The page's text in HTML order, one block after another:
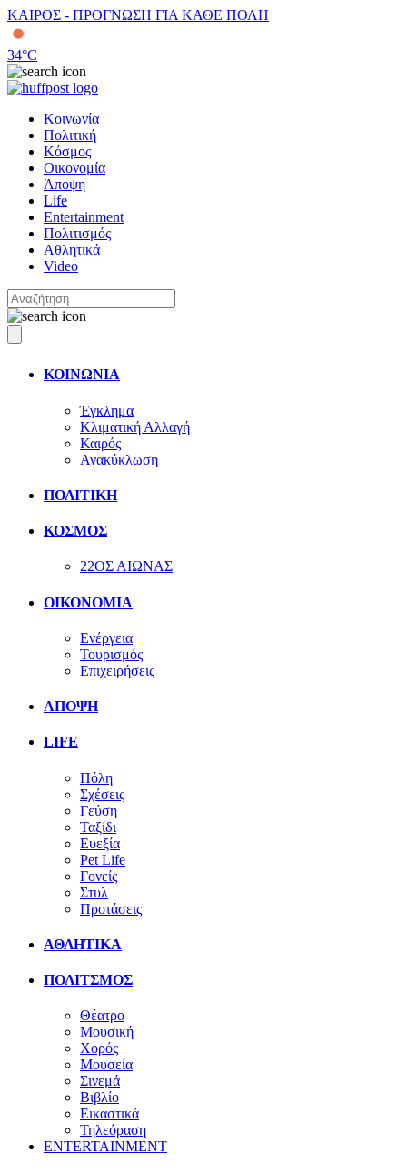
ΚΑΙΡΟΣ - ΠΡΟΓΝΩΣΗ ΓΙΑ ΚΑΘΕ ΠΟΛΗ
34°C
Κοινωνία
Πολιτική
Κόσμος
Οικονομία
Άποψη
Life
Entertainment
Πολιτισμός
Αθλητικά
Video
ΚΟΙΝΩΝΙΑ
Έγκλημα
Κλιματική Αλλαγή
Καιρός
Ανακύκλωση
ΠΟΛΙΤΙΚΗ
ΚΟΣΜΟΣ
22ΟΣ ΑΙΩΝΑΣ
ΟΙΚΟΝΟΜΙΑ
Ενέργεια
Τουρισμός
Επιχειρήσεις
ΑΠΟΨΗ
LIFE
Πόλη
Σχέσεις
Γεύση
Ταξίδι
Ευεξία
Pet Life
Γονείς
Στυλ
Προτάσεις
ΑΘΛΗΤΙΚΑ
ΠΟΛΙΤΣΜΟΣ
Θέατρο
Μουσική
Χορός
Μουσεία
Σινεμά
Βιβλίο
Εικαστικά
Τηλεόραση
ENTERTAINMENT